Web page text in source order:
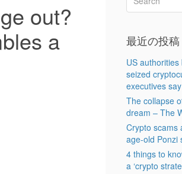
out?
a
最近の投稿
US
seized
executives
The collapse
dream – The
Crypto scams
age-old Ponzi
4 things to
a ‘crypto